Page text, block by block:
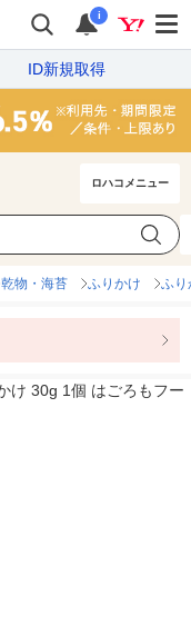
i
ID新規取得
ロハコメニュー
乾物・海苔 ふりかけ ふり